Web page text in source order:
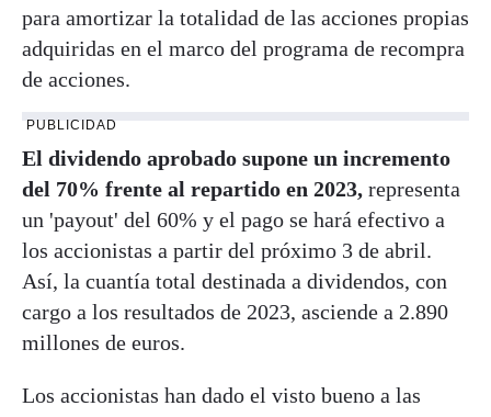
para amortizar la totalidad de las acciones propias
adquiridas en el marco del programa de recompra
de acciones.
PUBLICIDAD
El dividendo aprobado supone un incremento
del 70% frente al repartido en 2023, representa
un 'payout' del 60% y el pago se hará efectivo a
los accionistas a partir del próximo 3 de abril.
Así, la cuantía total destinada a dividendos, con
cargo a los resultados de 2023, asciende a 2.890
millones de euros.
Los accionistas han dado el visto bueno a las